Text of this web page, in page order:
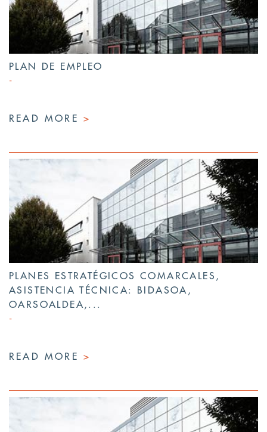
PLAN DE EMPLEO
READ MORE >
PLANES ESTRATÉGICOS COMARCALES,
ASISTENCIA TÉCNICA: BIDASOA,
OARSOALDEA,...
READ MORE >